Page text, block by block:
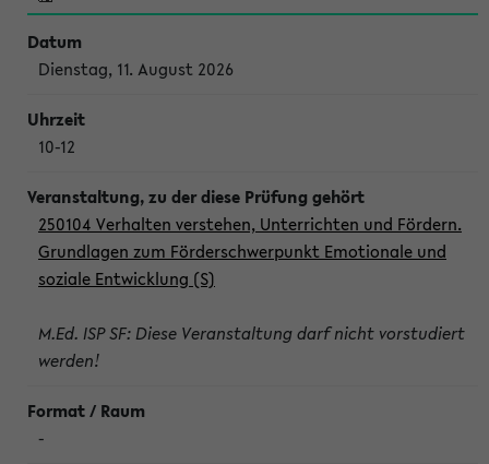
Dienstag, 11. August 2026
10-12
250104 Verhalten verstehen, Unterrichten und Fördern.
Grundlagen zum Förderschwerpunkt Emotionale und
soziale Entwicklung (S)
M.Ed. ISP SF: Diese Veranstaltung darf nicht vorstudiert
werden!
-